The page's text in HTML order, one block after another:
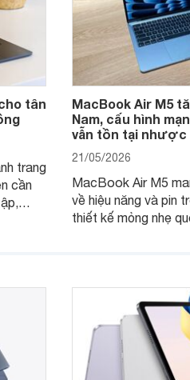
tân
trang
cần
cho
MacBook Air M5
Nam, cấu hình
vẫn tồn tại nhược
21/05/2026
MacBook Air M5
về hiệu năng và pin
thiết kế mỏng nhẹ